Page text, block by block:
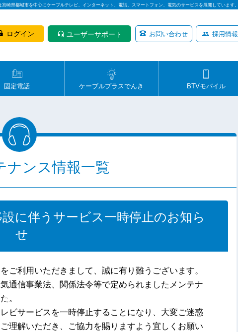
宮崎県都城市を中心にケーブルテレビ、インターネット、電話、スマートフォン、電気のサービスを展開しています。
ログイン ユーザーサポート お問い合わせ 採用情報
固定電話 ケーブルプラスでんき BTVモバイル
ナンス情報一覧
に伴うサービス一時停止のお知ら
せ
ご利用いただきまして、誠に有り難うございます。
通信事業法、関係法令等で定められましたメンテナ
。
ビサービスを一時停止することになり、大変ご迷惑
理解いただき、ご協力を賜りますよう宜しくお願い